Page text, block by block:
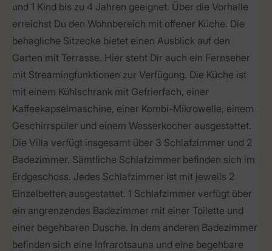
und 1 Kind bis zu 4 Jahren geeignet. Über die Vorhalle
erreichst Du den Wohnbereich mit offener Küche. Die
behagliche Sitzecke bietet einen Ausblick auf den
Garten mit Terrasse. Hier steht Dir auch ein Fernseher
mit Streamingfunktionen zur Verfügung. Die Küche ist
mit einem Kühlschrank mit Gefrierfach, einer
Kaffeekapselmaschine, einer Kombi-Mikrowelle, einem
Geschirrspüler und einem Wasserkocher ausgestattet.
Die Villa verfügt insgesamt über 3 Schlafzimmer und 2
Badezimmer. Sämtliche Schlafzimmer befinden sich im
Erdgeschoss. Jedes Schlafzimmer ist mit jeweils 2
Einzelbetten ausgestattet. 1 Schlafzimmer verfügt über
ein angrenzendes Badezimmer mit einer Toilette und
einer begehbaren Dusche. In dem anderen Badezimmer
befinden sich eine Infrarotsauna und eine begehbare